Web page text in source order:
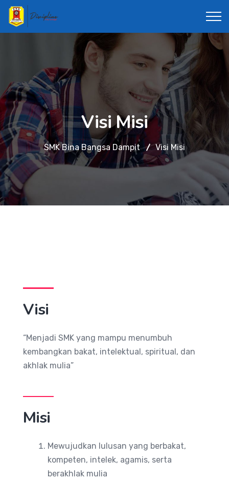
Visi Misi
SMK Bina Bangsa Dampit Visi Misi
Visi
“Menjadi SMK yang mampu menumbuh
kembangkan bakat, intelektual, spiritual, dan
akhlak mulia”
Misi
Mewujudkan lulusan yang berbakat,
kompeten, intelek, agamis, serta
berakhlak mulia